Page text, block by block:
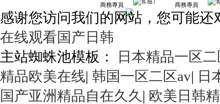
商務專員 商務專員
感谢您访问我们的网站，您可能还
在线观看国产日韩
主站蜘蛛池模板：
日本精品一区
精品欧美在线| 韩国一区二区av| 日
国产亚洲精品自在久久 | 欧美日韩